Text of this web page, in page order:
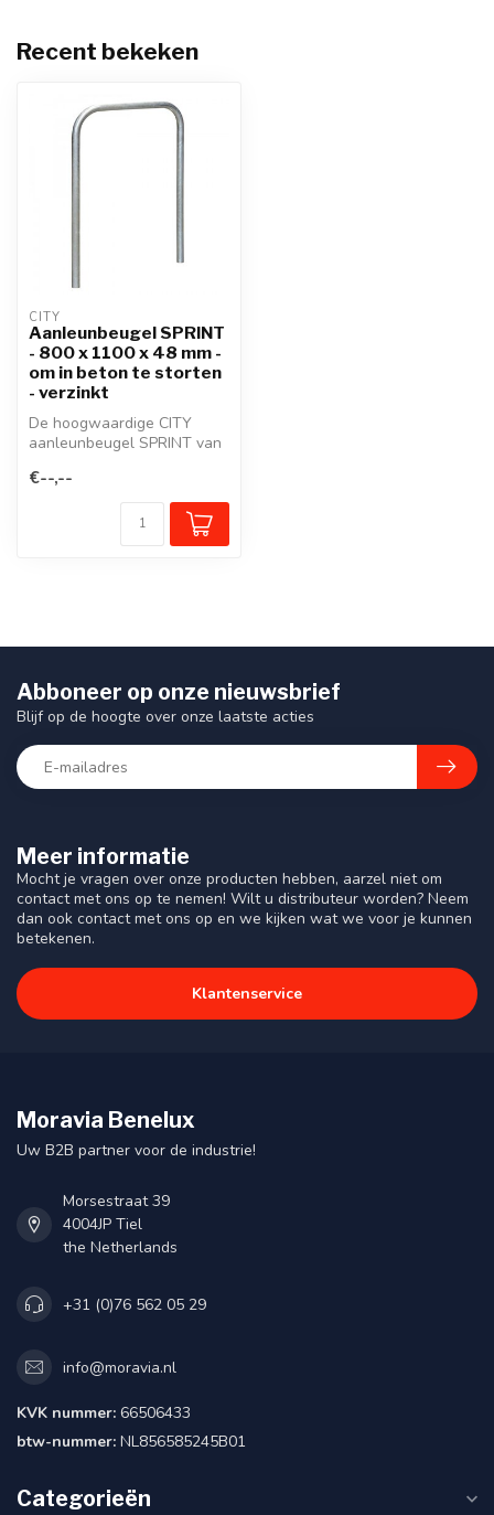
Recent bekeken
CITY
Aanleunbeugel SPRINT
- 800 x 1100 x 48 mm -
om in beton te storten
- verzinkt
De hoogwaardige CITY
aanleunbeugel SPRINT van
modern, ei...
€--,--
Meer informatie
Mocht je vragen over onze producten hebben, aarzel niet om
contact met ons op te nemen! Wilt u distributeur worden? Neem
dan ook contact met ons op en we kijken wat we voor je kunnen
betekenen.
Klantenservice
Abboneer op onze nieuwsbrief
Blijf op de hoogte over onze laatste acties
Moravia Benelux
Uw B2B partner voor de industrie!
Morsestraat 39
4004JP Tiel
the Netherlands
+31 (0)76 562 05 29
info@moravia.nl
KVK nummer: 66506433
btw-nummer: NL856585245B01
Categorieën